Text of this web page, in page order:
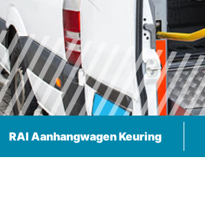
RAI Aanhangwagen Keuring